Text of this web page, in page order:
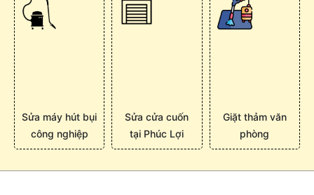
Sửa máy hút bụi
công nghiệp
Sửa cửa cuốn
tại Phúc Lợi
Giặt thảm văn
phòng